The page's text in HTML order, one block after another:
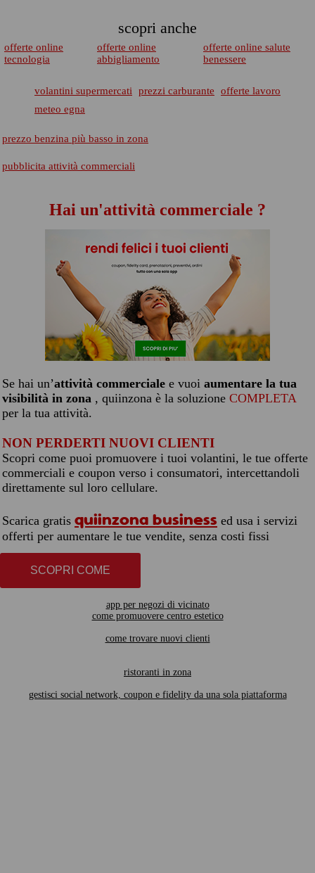
scopri anche
offerte online
tecnologia
offerte online
abbigliamento
offerte online salute
benessere
volantini supermercati prezzi carburante
offerte lavoro
meteo egna
prezzo benzina più basso in zona
pubblicita attività commerciali
Hai un'attività commerciale ?
Se hai un’attività commerciale e vuoi aumentare la tua
visibilità in zona , quiinzona è la soluzione COMPLETA
per la tua attività.
NON PERDERTI NUOVI CLIENTI
Scopri come puoi promuovere i tuoi volantini, le tue offerte
commerciali e coupon verso i consumatori, intercettandoli
direttamente sul loro cellulare.
Scarica gratis quiinzona business ed usa i servizi
offerti per aumentare le tue vendite, senza costi fissi
SCOPRI COME
app per negozi di vicinato
come promuovere centro estetico
come trovare nuovi clienti
ristoranti in zona
gestisci social network, coupon e fidelity da una sola piattaforma